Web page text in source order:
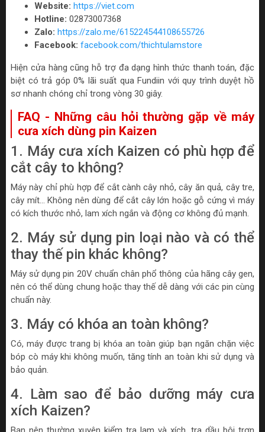
Website: https://viet.com
Hotline: 02873007368
Zalo: https://zalo.me/615224544108655726
Facebook: facebook.com/thichtulamstore
Hiện cửa hàng cũng hỗ trợ đa dạng hình thức thanh toán, đặc
biệt có trả góp 0% lãi suất qua Fundiin với quy trình duyệt hồ
sơ nhanh chóng chỉ trong vòng 30 giây.
FAQ - Những câu hỏi thường gặp về máy
cưa xích dùng pin Kaizen
1. Máy cưa xích Kaizen có phù hợp để
cắt cây to không?
Máy này chỉ phù hợp để cắt cành cây nhỏ, cây ăn quả, cây tre,
cây mít... Không nên dùng để cắt cây lớn hoặc gỗ cứng vì máy
có kích thước nhỏ, lam xích ngắn và động cơ không đủ mạnh.
2. Máy sử dụng pin loại nào và có thể
thay thế pin khác không?
Máy sử dụng pin 20V chuẩn chân phổ thông của hãng cây gen,
nên có thể dùng chung hoặc thay thế dễ dàng với các pin cùng
chuẩn này.
3. Máy có khóa an toàn không?
Có, máy được trang bị khóa an toàn giúp bạn ngăn chặn việc
bóp cò máy khi không muốn, tăng tính an toàn khi sử dụng và
bảo quản.
4. Làm sao để bảo dưỡng máy cưa
xích Kaizen?